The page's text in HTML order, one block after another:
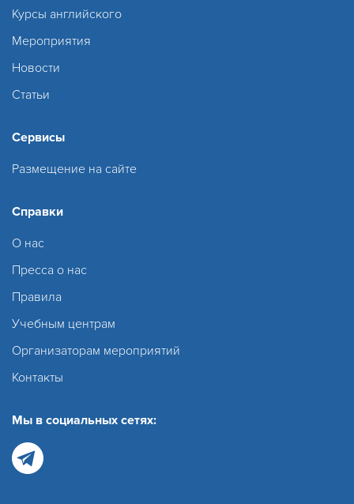
Курсы английского
Мероприятия
Новости
Статьи
Сервисы
Размещение на сайте
Справки
О нас
Пресса о нас
Правила
Учебным центрам
Организаторам мероприятий
Контакты
Мы в социальных сетях: